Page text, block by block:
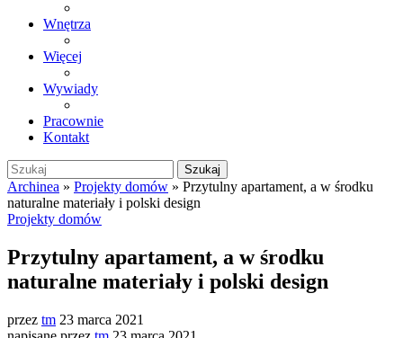
Wnętrza
Więcej
Wywiady
Pracownie
Kontakt
Szukaj
Archinea » Projekty domów » Przytulny apartament, a w środku
naturalne materiały i polski design
Projekty domów
Przytulny apartament, a w środku
naturalne materiały i polski design
przez tm 23 marca 2021